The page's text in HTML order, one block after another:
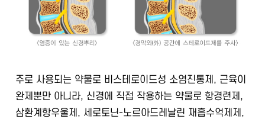
주로 사용되는 약물로 비스테로이드성 소염진통제, 근육이
완제뿐만 아니라, 신경에 직접 작용하는 약물로 항경련제,
삼환계항우울제, 세로토닌-노르아드레날린 재흡수억제제,